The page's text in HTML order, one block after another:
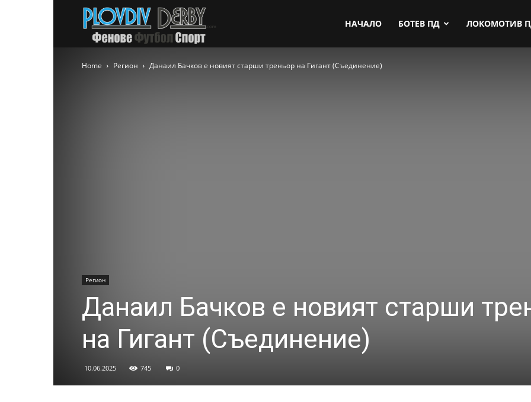
НАЧАЛО БОТЕВ ПД ЛОКОМОТИВ
Home Регион Данаил Бачков е новият старши треньор на Гигант (Съединение)
Регион
Данаил Бачков е новият старши
на Гигант (Съединение)
10.06.2025 745 0